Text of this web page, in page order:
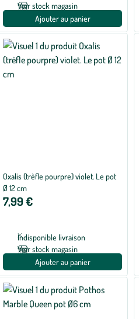
Voir stock magasin
Ajouter au panier
Oxalis (trèfle pourpre) violet. Le pot
Ø 12 cm
7,99 €
Indisponible livraison
Voir stock magasin
Ajouter au panier